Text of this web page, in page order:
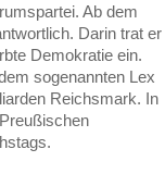
Ab dem
Darin trat er
Demokratie ein.
sogenannten Lex
Reichsmark. In